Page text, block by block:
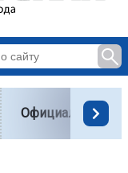
Официально